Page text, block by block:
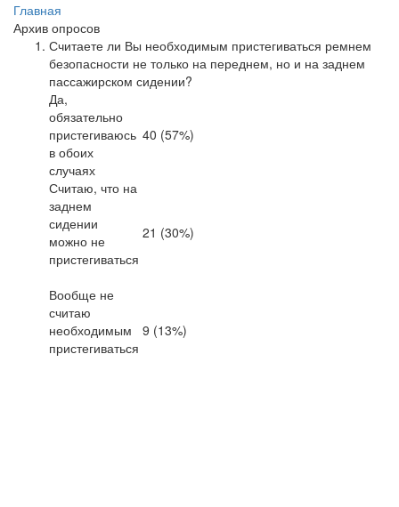
Главная
Архив опросов
Считаете ли Вы необходимым пристегиваться ремнем
безопасности не только на переднем, но и на заднем
пассажирском сидении?
Да,
обязательно
пристегиваюсь
в обоих
случаях
40 (57%)
Считаю, что на
заднем
сидении
можно не
пристегиваться
21 (30%)
Вообще не
считаю
необходимым
пристегиваться
9 (13%)